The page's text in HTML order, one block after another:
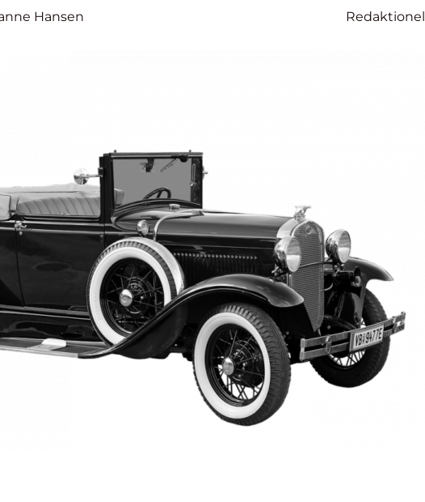
Hansen Redaktionel